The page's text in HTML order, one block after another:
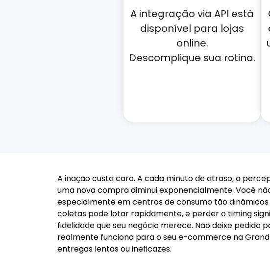
A integração via API está
disponível para lojas
online.
Descomplique sua rotina.
A inação custa caro. A cada minuto de atraso, a
uma nova compra diminui exponencialmente. Você
especialmente em centros de consumo tão dinâmicos
coletas pode lotar rapidamente, e perder o timing
fidelidade que seu negócio merece. Não deixe
realmente funciona para o seu e-commerce na
entregas lentas ou ineficazes.